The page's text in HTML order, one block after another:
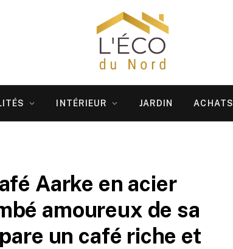
INTÉRIEUR JARDIN ACHATS
Aarke en acier
amoureux de sa
un café riche et